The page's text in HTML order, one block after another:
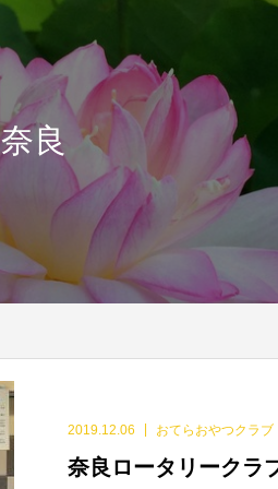
奈良
2019.12.06 おてらおやつクラブ
奈良ロータリークラ